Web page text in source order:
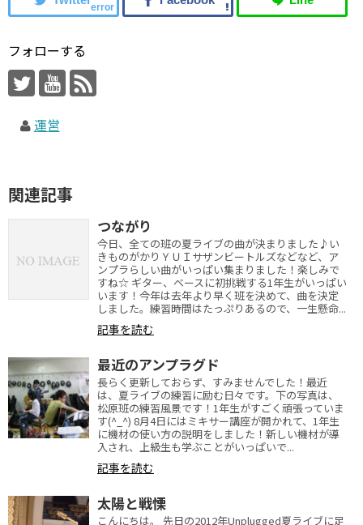
error
フォローする
運営
関連記事
つながり
今日、全ての班の夏ライブの曲が決まりました♪い
きものがかりＹＵＩサザンビートルズなどなど、ア
ンプラらしい曲がいっぱい集まりました！楽しみで
すね☆ ギター、ベースに初挑戦する1年生がいっぱい
います！今年は去年より早く班を決めて、曲を決定
しました。練習時間はたっぷりあるので、一生懸命...
記事を読む
最近のアンプラグド
長らく更新しておらず、すみませんでした！最近
は、夏ライブの練習に励む日々です。下の写真は、
松原班の練習風景です！1年生がすごく頑張っていま
す(^_^) 8月4日にはミキサー講座が開かれて、1年生
に機材の使い方の説明をしました！新しい機材が導
入され、上級生も学ぶことがいっぱいで...
記事を読む
太陽と戦慄
こんにちは。 先日の2012年Unplugged夏ライブに足